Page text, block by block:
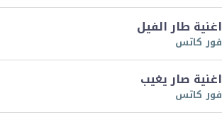
اغنية طار الفيل
فور كاتس
اغنية صار يغيب
فور كاتس